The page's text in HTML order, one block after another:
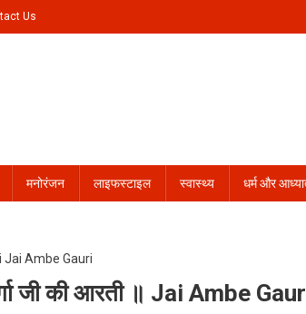
Us
मनोरंजन लाइफस्टाइल स्वास्थ्य धर्म और
जी की आरती ॥ Jai Ambe